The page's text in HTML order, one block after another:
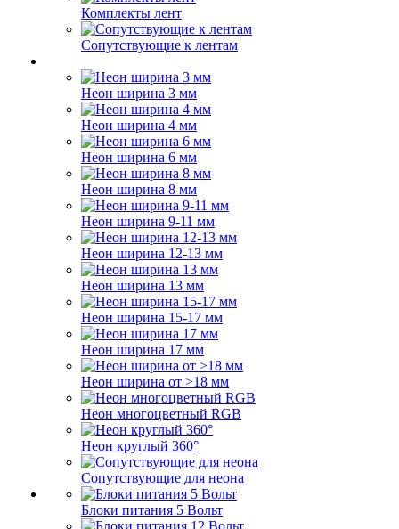
Комплекты лент
Сопутствующие к лентам
Неон ширина 3 мм
Неон ширина 4 мм
Неон ширина 6 мм
Неон ширина 8 мм
Неон ширина 9-11 мм
Неон ширина 12-13 мм
Неон ширина 13 мм
Неон ширина 15-17 мм
Неон ширина 17 мм
Неон ширина от >18 мм
Неон многоцветный RGB
Неон круглый 360°
Сопутствующие для неона
Блоки питания 5 Вольт